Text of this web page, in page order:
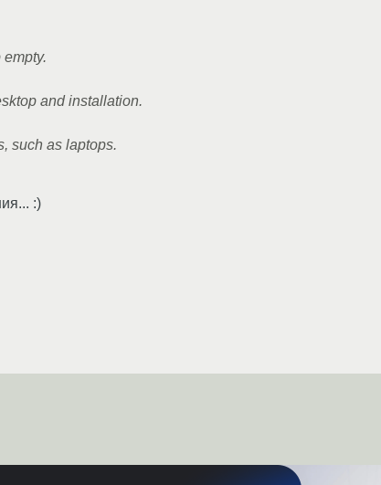
and installation.
such as laptops.
:)